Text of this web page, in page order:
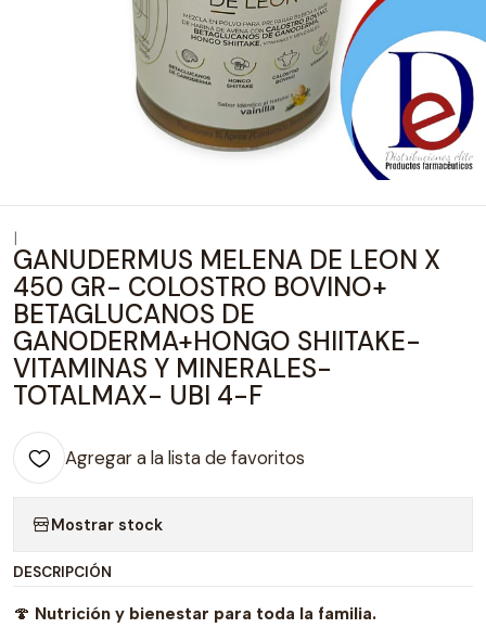
GANUDERMUS MELENA DE LEON X
450 GR- COLOSTRO BOVINO+
BETAGLUCANOS DE
GANODERMA+HONGO SHIITAKE-
VITAMINAS Y MINERALES-
TOTALMAX- UBI 4-F
Agregar a la lista de favoritos
Mostrar stock
DESCRIPCIÓN
🍄 Nutrición y bienestar para toda la familia.